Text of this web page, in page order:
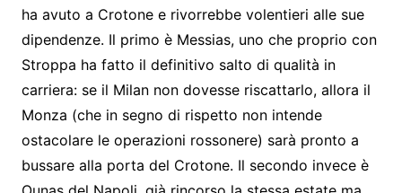
ha avuto a Crotone e rivorrebbe volentieri alle sue
dipendenze. Il primo è Messias, uno che proprio con
Stroppa ha fatto il definitivo salto di qualità in
carriera: se il Milan non dovesse riscattarlo, allora il
Monza (che in segno di rispetto non intende
ostacolare le operazioni rossonere) sarà pronto a
bussare alla porta del Crotone. Il secondo invece è